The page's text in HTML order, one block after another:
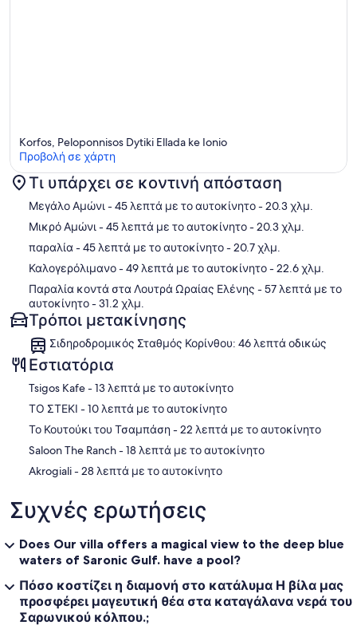
Χάρτης
Korfos, Peloponnisos Dytiki Ellada ke Ionio
Προβολή σε χάρτη
Τι υπάρχει σε κοντινή απόσταση
Μεγάλο Αμώνι- 45 λεπτά με το αυτοκίνητο- 20.3 χλμ.
Μικρό Αμώνι- 45 λεπτά με το αυτοκίνητο- 20.3 χλμ.
παραλία- 45 λεπτά με το αυτοκίνητο- 20.7 χλμ.
Καλογερόλιμανο- 49 λεπτά με το αυτοκίνητο- 22.6 χλμ.
Παραλία κοντά στα Λουτρά Ωραίας Ελένης - 57 λεπτά με το
αυτοκίνητο- 31.2 χλμ.
Τρόποι μετακίνησης
Σιδηροδρομικός Σταθμός Κορίνθου: 46 λεπτά οδικώς
Εστιατόρια
‪Tsigos Kafe - ‬13 λεπτά με το αυτοκίνητο
‪ΤΟ ΣΤΕΚΙ - ‬10 λεπτά με το αυτοκίνητο
‪Το Κουτούκι του Τσαμπάση - ‬22 λεπτά με το αυτοκίνητο
‪Saloon The Ranch - ‬18 λεπτά με το αυτοκίνητο
‪Akrogiali - ‬28 λεπτά με το αυτοκίνητο
Συχνές ερωτήσεις
Does Our villa offers a magical view to the deep blue
waters of Saronic Gulf. have a pool?
Πόσο κοστίζει η διαμονή στο κατάλυμα Η βίλα μας
προσφέρει μαγευτική θέα στα καταγάλανα νερά του
Σαρωνικού κόλπου.;